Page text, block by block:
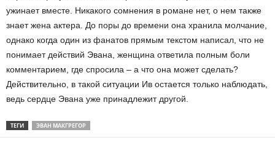
ужинает вместе. Никакого сомнения в романе нет, о нем также
знает жена актера. До поры до времени она хранила молчание,
однако когда один из фанатов прямым текстом написал, что не
понимает действий Эвана, женщина ответила полным боли
комментарием, где спросила – а что она может сделать?
Действительно, в такой ситуации Ив остается только наблюдать,
ведь сердце Эвана уже принадлежит другой.
ТЕГИ ЭВАН МАКГРЕГОР